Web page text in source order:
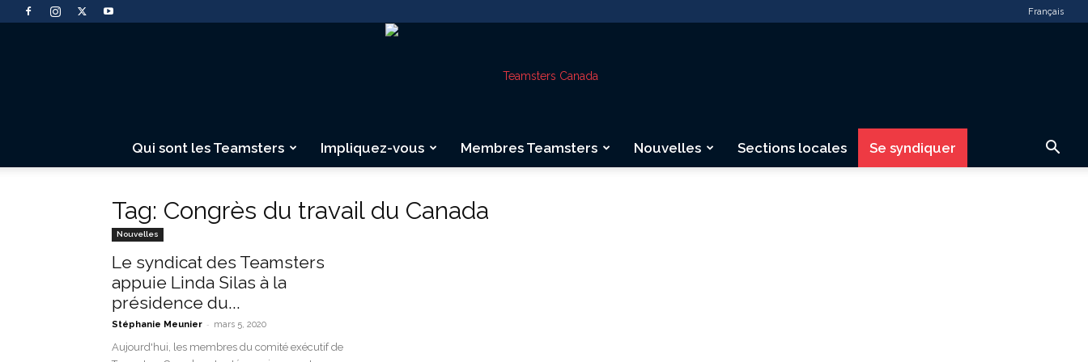
Français
Qui sont les Teamsters Impliquez-vous Membres Teamsters Nouvelles Sections locales Se syndiquer
Tag: Congrès du travail du Canada
Nouvelles
Le syndicat des Teamsters
appuie Linda Silas à la
présidence du...
Stéphanie Meunier - mars 5, 2020
Aujourd'hui, les membres du comité exécutif de